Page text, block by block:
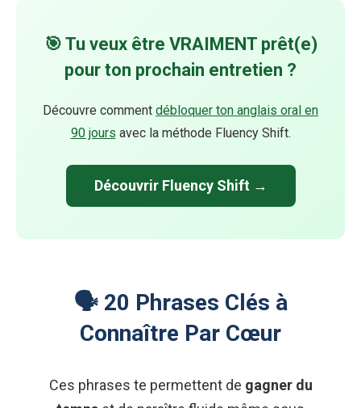
🎯 Tu veux être VRAIMENT prêt(e)
pour ton prochain entretien ?
Découvre comment débloquer ton anglais oral en
90 jours avec la méthode Fluency Shift.
Découvrir Fluency Shift →
🗣️ 20 Phrases Clés à
Connaître Par Cœur
Ces phrases te permettent de gagner du